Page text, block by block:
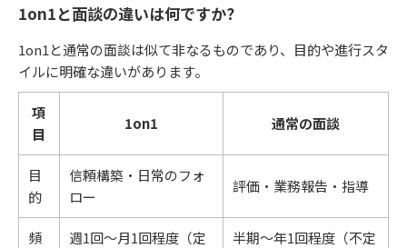
1on1と面談の違いは何ですか？
1on1と通常の面談は似て非なるものであり、目的や進行スタ
イルに明確な違いがあります。
項
目
1on1 通常の面談
目
的
信頼構築・日常のフォ
ロー
評価・業務報告・指導
頻
週1回～月1回程度（定
半期～年1回程度（不定